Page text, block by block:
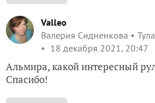
Valleo
Валерия Сидненкова
Тула
18 декабря 2021, 20:47
Альмира, какой интересный
Спасибо!